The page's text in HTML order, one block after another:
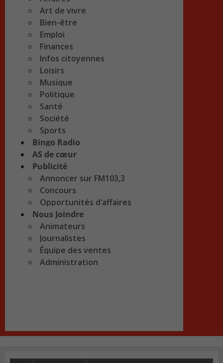
Art de vivre
Bien-être
Emploi
Finances
Infos citoyennes
Loisirs
Musique
Politique
Santé
Société
Sports
Bingo Radio
AS de cœur
Publicité
Annoncer sur FM103,3
Concours
Opportunités d’affaires
Nous Joindre
Animateurs
Journalistes
Équipe des ventes
Administration